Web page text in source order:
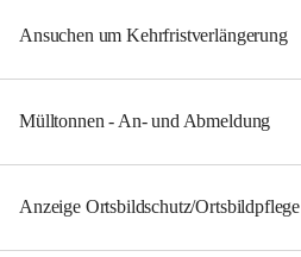
Ansuchen um Kehrfristverlängerung
Mülltonnen - An- und Abmeldung
Anzeige Ortsbildschutz/Ortsbildpflege